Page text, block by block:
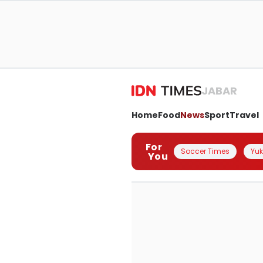
JABAR
HomeFoodNewsSportTravel
For
You Soccer Times